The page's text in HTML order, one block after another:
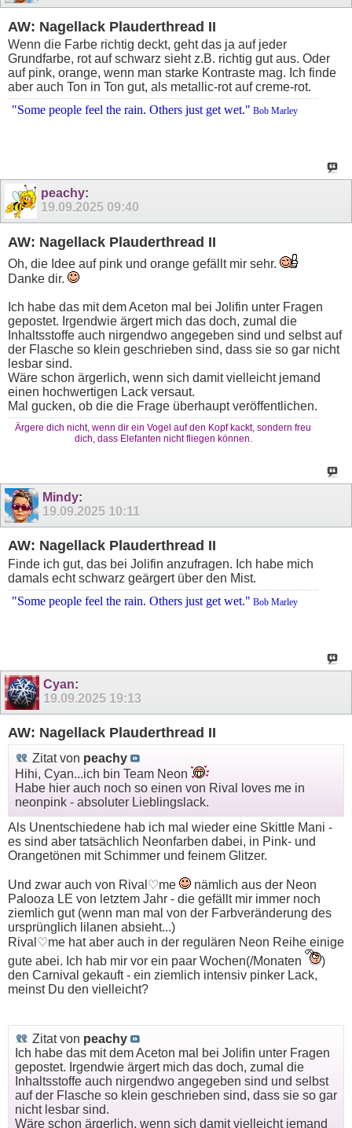
AW: Nagellack Plauderthread II
Wenn die Farbe richtig deckt, geht das ja auf jeder
Grundfarbe, rot auf schwarz sieht z.B. richtig gut aus. Oder
auf pink, orange, wenn man starke Kontraste mag. Ich finde
aber auch Ton in Ton gut, als metallic-rot auf creme-rot.
"Some people feel the rain. Others just get wet." Bob Marley
peachy:
19.09.2025 09:40
AW: Nagellack Plauderthread II
Oh, die Idee auf pink und orange gefällt mir sehr.
Danke dir.
Ich habe das mit dem Aceton mal bei Jolifin unter Fragen
gepostet. Irgendwie ärgert mich das doch, zumal die
Inhaltsstoffe auch nirgendwo angegeben sind und selbst auf
der Flasche so klein geschrieben sind, dass sie so gar nicht
lesbar sind.
Wäre schon ärgerlich, wenn sich damit vielleicht jemand
einen hochwertigen Lack versaut.
Mal gucken, ob die die Frage überhaupt veröffentlichen.
Ärgere dich nicht, wenn dir ein Vogel auf den Kopf kackt, sondern freu
dich, dass Elefanten nicht fliegen können.
Mindy:
19.09.2025 10:11
AW: Nagellack Plauderthread II
Finde ich gut, das bei Jolifin anzufragen. Ich habe mich
damals echt schwarz geärgert über den Mist.
"Some people feel the rain. Others just get wet." Bob Marley
Cyan:
19.09.2025 19:13
AW: Nagellack Plauderthread II
Zitat von peachy
Hihi, Cyan...ich bin Team Neon
Habe hier auch noch so einen von Rival loves me in
neonpink - absoluter Lieblingslack.
Als Unentschiedene hab ich mal wieder eine Skittle Mani -
es sind aber tatsächlich Neonfarben dabei, in Pink- und
Orangetönen mit Schimmer und feinem Glitzer.
Und zwar auch von Rival♡me
nämlich aus der Neon
Palooza LE von letztem Jahr - die gefällt mir immer noch
ziemlich gut (wenn man mal von der Farbveränderung des
ursprünglich lilanen absieht...)
Rival♡me hat aber auch in der regulären Neon Reihe einige
gute abei. Ich hab mir vor ein paar Wochen(/Monaten
)
den Carnival gekauft - ein ziemlich intensiv pinker Lack,
meinst Du den vielleicht?
Zitat von peachy
Ich habe das mit dem Aceton mal bei Jolifin unter Fragen
gepostet. Irgendwie ärgert mich das doch, zumal die
Inhaltsstoffe auch nirgendwo angegeben sind und selbst
auf der Flasche so klein geschrieben sind, dass sie so gar
nicht lesbar sind.
Wäre schon ärgerlich, wenn sich damit vielleicht jemand